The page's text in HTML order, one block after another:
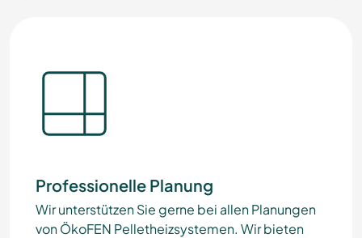
Professionelle Planung
Wir unterstützen Sie gerne bei allen Planungen
von ÖkoFEN Pelletheizsystemen. Wir bieten